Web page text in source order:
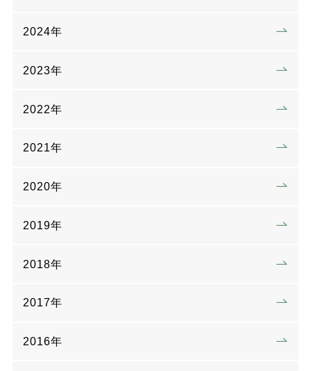
2024年
2023年
2022年
2021年
2020年
2019年
2018年
2017年
2016年